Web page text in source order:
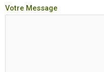
Votre Message